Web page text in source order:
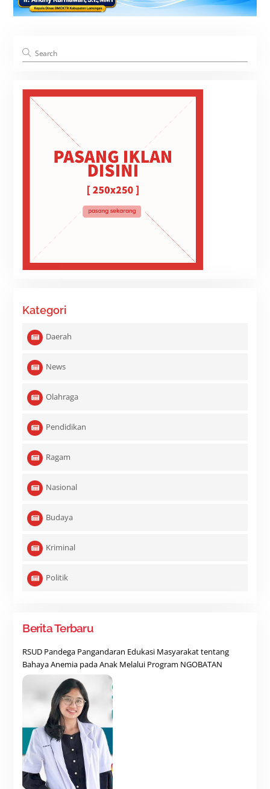
Kategori
Daerah
News
Olahraga
Pendidikan
Ragam
Nasional
Budaya
Kriminal
Politik
Berita Terbaru
RSUD Pandega Pangandaran Edukasi Masyarakat tentang
Bahaya Anemia pada Anak Melalui Program NGOBATAN